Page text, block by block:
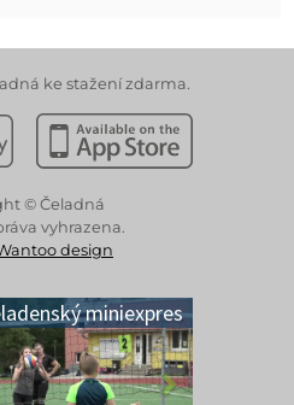
ke stažení zdarma.
z Google PlayStáhnout z Apple App
© Čeladná
vyhrazena.
design